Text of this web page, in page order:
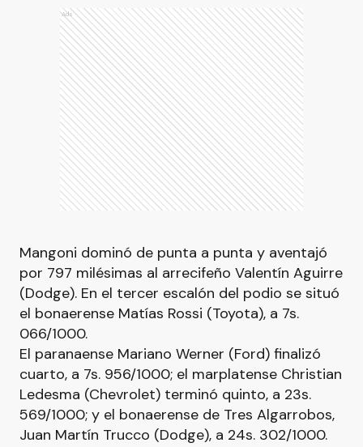
Ads
Mangoni dominó de punta a punta y aventajó
por 797 milésimas al arrecifeño Valentín Aguirre
(Dodge). En el tercer escalón del podio se situó
el bonaerense Matías Rossi (Toyota), a 7s.
066/1000.
El paranaense Mariano Werner (Ford) finalizó
cuarto, a 7s. 956/1000; el marplatense Christian
Ledesma (Chevrolet) terminó quinto, a 23s.
569/1000; y el bonaerense de Tres Algarrobos,
Juan Martín Trucco (Dodge), a 24s. 302/1000.